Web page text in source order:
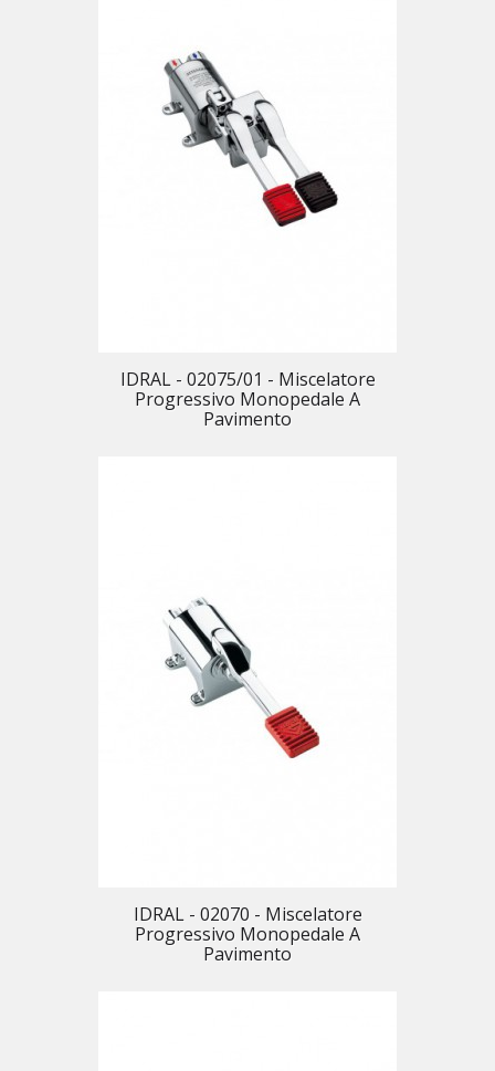
IDRAL - 02075/01 - Miscelatore
Progressivo Monopedale A
Pavimento
IDRAL - 02070 - Miscelatore
Progressivo Monopedale A
Pavimento